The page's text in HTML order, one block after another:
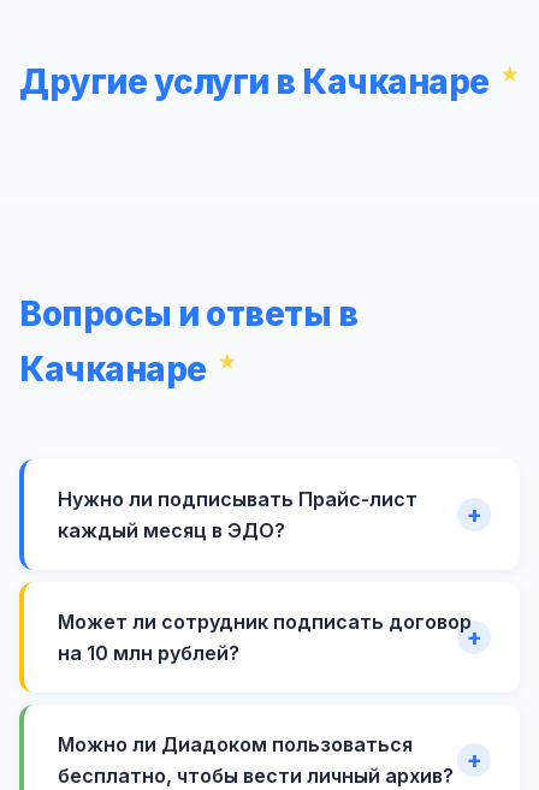
Другие услуги в Качканаре
Вопросы и ответы в
Качканаре
Нужно ли подписывать Прайс-лист
каждый месяц в ЭДО?
Может ли сотрудник подписать договор
на 10 млн рублей?
Можно ли Диадоком пользоваться
бесплатно, чтобы вести личный архив?